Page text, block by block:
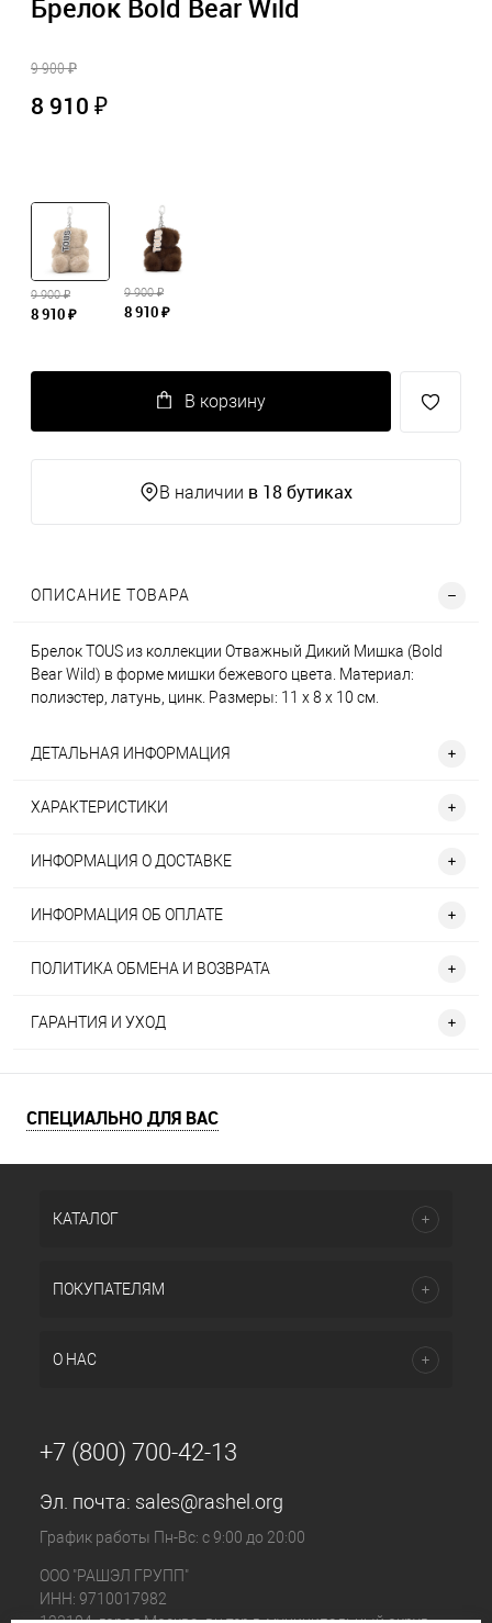
Брелок Bold Bear Wild
9 900 ₽
8 910 ₽
9 900 ₽
8 910 ₽
9 900 ₽
8 910 ₽
В корзину
В наличии в 18 бутиках
ОПИСАНИЕ ТОВАРА
Брелок TOUS из коллекции Отважный Дикий Мишка (Bold
Bear Wild) в форме мишки бежевого цвета. Материал:
полиэстер, латунь, цинк. Размеры: 11 х 8 х 10 см.
ДЕТАЛЬНАЯ ИНФОРМАЦИЯ
ХАРАКТЕРИСТИКИ
ИНФОРМАЦИЯ О ДОСТАВКЕ
ИНФОРМАЦИЯ ОБ ОПЛАТЕ
ПОЛИТИКА ОБМЕНА И ВОЗВРАТА
ГАРАНТИЯ И УХОД
СПЕЦИАЛЬНО ДЛЯ ВАС
КАТАЛОГ
ПОКУПАТЕЛЯМ
О НАС
+7 (800) 700-42-13
Эл. почта: sales@rashel.org
График работы Пн-Вс: с 9:00 до 20:00
ООО "РАШЭЛ ГРУПП"
ИНН: 9710017982